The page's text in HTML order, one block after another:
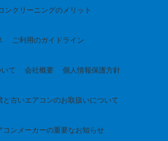
ンクリーニングのメリット
ご利用のガイドライン
て 会社概要 個人情報保護方針
と古いエアコンのお取扱いについて
コンメーカーの重要なお知らせ